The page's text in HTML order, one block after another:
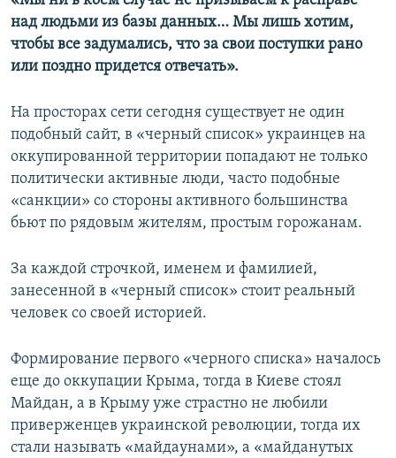
над людьми из базы данных… Мы лишь хотим,
чтобы все задумались, что за свои поступки рано
или поздно придется отвечать».
На просторах сети сегодня существует не один
подобный сайт, в «черный список» украинцев на
оккупированной территории попадают не только
политически активные люди, часто подобные
«санкции» со стороны активного большинства
бьют по рядовым жителям, простым горожанам.
За каждой строчкой, именем и фамилией,
занесенной в «черный список» стоит реальный
человек со своей историей.
Формирование первого «черного списка» началось
еще до оккупации Крыма, тогда в Киеве стоял
Майдан, а в Крыму уже страстно не любили
приверженцев украинской революции, тогда их
стали называть «майдаунами», а «майданутых